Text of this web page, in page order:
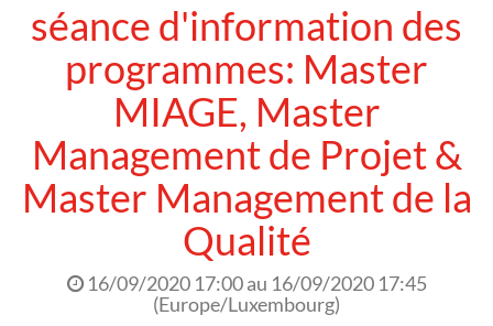
séance d'information des
programmes: Master
MIAGE, Master
Management de Projet &
Master Management de la
Qualité
16/09/2020 17:00au 16/09/2020 17:45
(Europe/Luxembourg)